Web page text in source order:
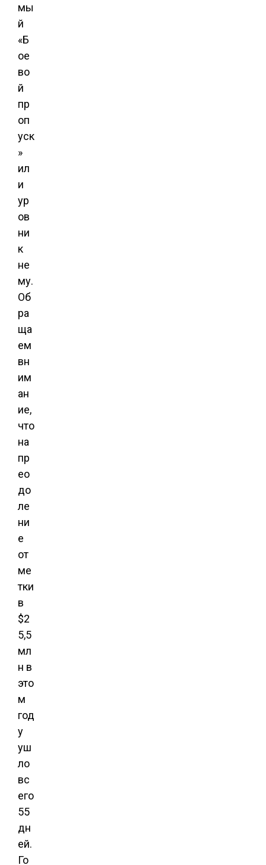
мы
й
«Б
ое
во
й
пр
оп
уск
»
ил
и
ур
ов
ни
к
не
му.
Об
ра
ща
ем
вн
им
ан
ие,
что
на
пр
ео
до
ле
ни
е
от
ме
тки
в
$2
5,5
мл
н в
это
м
год
у
уш
ло
вс
его
55
дн
ей.
Го